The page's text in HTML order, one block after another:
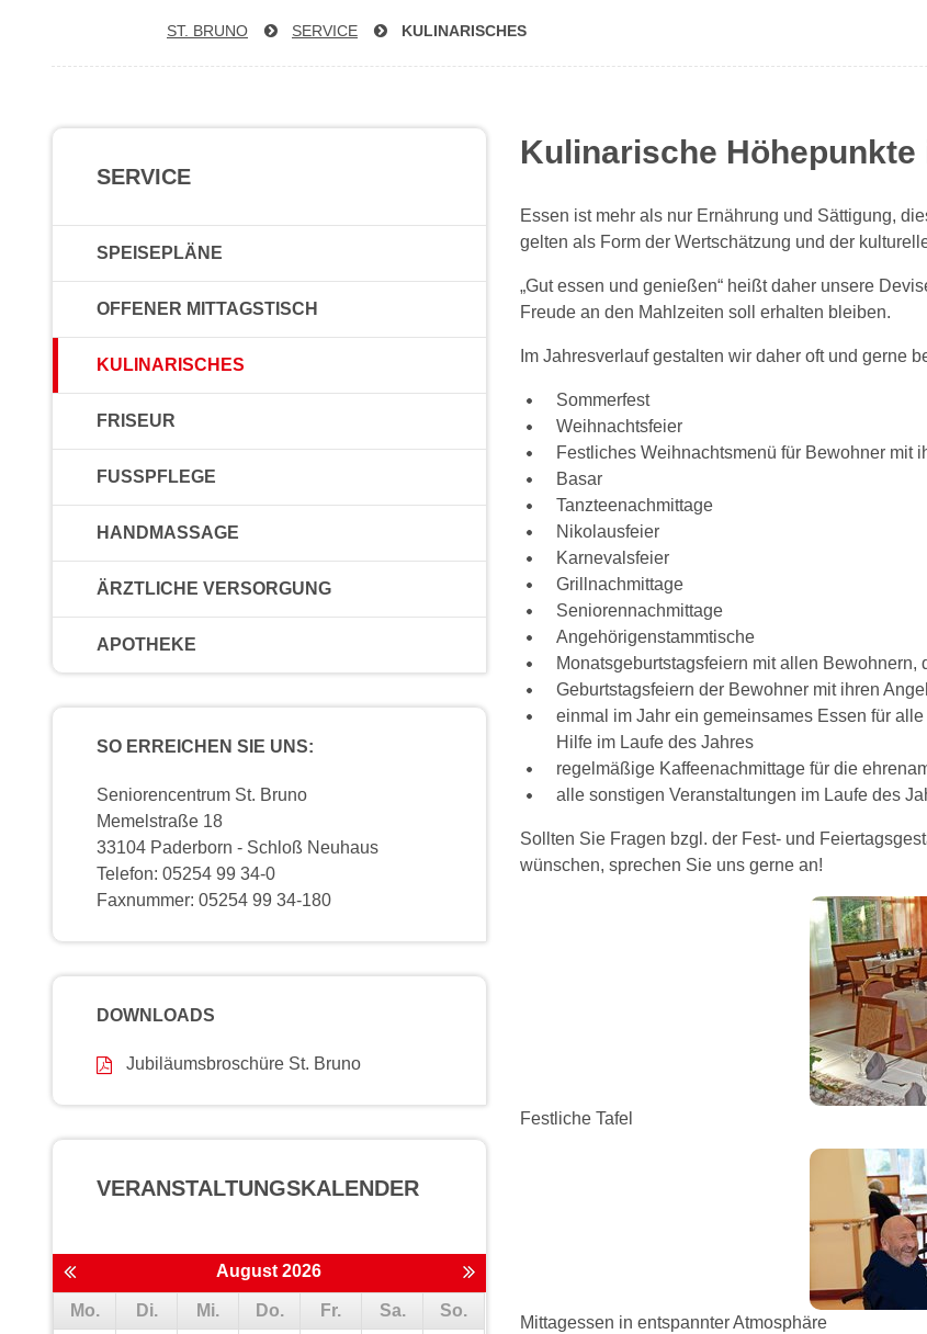
ST. BRUNO SERVICE KU­LI­NA­RI­SCHES
Kulinarische
Essen ist mehr als nur Ernährung und Sättigung,
gelten als Form der Wertschätzung und der
„Gut essen und genießen“ heißt daher unsere
Freude an den Mahlzeiten soll erhalten bleiben.
Im Jahresverlauf gestalten wir daher oft und gerne
Sommerfest
Weihnachtsfeier
Festliches Weihnachtsmenü für Bewohner mit
Basar
Tanzteenachmittage
Nikolausfeier
Karnevalsfeier
Grillnachmittage
Seniorennachmittage
Angehörigenstammtische
Monatsgeburtstagsfeiern mit allen
Geburtstagsfeiern der Bewohner mit ihren
einmal im Jahr ein gemeinsames Essen für
Hilfe im Laufe des Jahres
regelmäßige Kaffeenachmittage für die
alle sonstigen Veranstaltungen im Laufe des
Sollten Sie Fragen bzgl. der Fest- und
wünschen, sprechen Sie uns gerne an!
Festliche Tafel
Mittagessen in entspannter Atmosphäre
SERVICE
SPEISEPLÄNE
OFFENER MITTAGSTISCH
KULINARISCHES
FRISEUR
FUSSPFLEGE
HANDMASSAGE
ÄRZTLICHE VERSORGUNG
APOTHEKE
SO ERREICHEN SIE UNS:
Seniorencentrum St. Bruno
Memelstraße 18
33104 Paderborn - Schloß Neuhaus
Telefon: 05254 99 34-0
Faxnummer: 05254 99 34-180
DOWNLOADS
Jubiläumsbroschüre St. Bruno
VERANSTALTUNGS­KALENDER
August 2026
Mo. Di. Mi. Do. Fr. Sa.
So.